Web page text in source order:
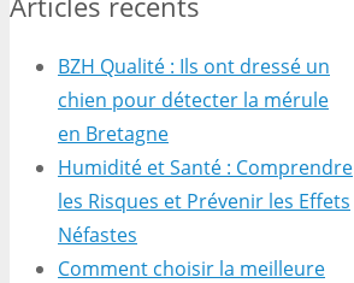
BZH Qualité : Ils ont dressé un
chien pour détecter la mérule
en Bretagne
Humidité et Santé : Comprendre
les Risques et Prévenir les Effets
Néfastes
Comment choisir la meilleure